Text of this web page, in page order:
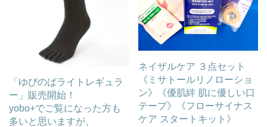
「ゆびのばライトレギュラ
ー」販売開始！
yobo+でご覧になった方も
多いと思いますが、
ネイザルケア ３点セット
《ミサトールリノローショ
ン》《優肌絆 肌に優しい口
テープ》《フローサイナス
ケア スタートキット》